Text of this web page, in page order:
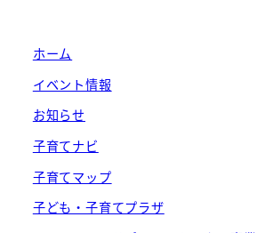
ホーム
イベント情報
お知らせ
子育てナビ
子育てマップ
子ども・子育てプラザ